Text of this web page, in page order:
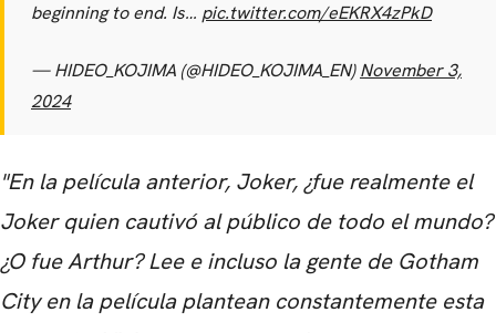
beginning to end. Is… pic.twitter.com/eEKRX4zPkD
— HIDEO_KOJIMA (@HIDEO_KOJIMA_EN)November 3,
2024
"En la película anterior, Joker, ¿fue realmente el
Joker quien cautivó al público de todo el mundo?
¿O fue Arthur? Lee e incluso la gente de Gotham
City en la película plantean constantemente esta